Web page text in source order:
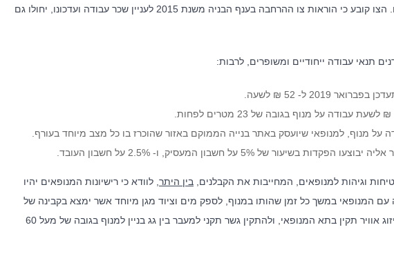
צריח בענף הבנייה ("מנופאים") ומעסיקיהם. הצו קובע כי הוראות צו ההרחבה בענף הבניה משנת 2015 לעניין שכר עבודה ועדכונו, יחולו גם
תנאי עבודה ייחודיים ומשופרים, לרבות:
של 5% על חשבון המעסיק, ו- 2.5% על חשבון העובד.
וגיהות למנופאים, המחייבות את הקבלנים, בין היתר , לוודא כי רישיונות המנופאים יהיו
המנופאי במשך כל זמן שהותו במנוף, לספק מים וציוד מגן מיוחד אשר ימצא בקבינה של
המנוף, והחל מינואר 2018 – אף לדאוג למיזוג אוויר תקין בתא המנופאי, ולהתקין גשר תקני למעבר בין גג בניין למנוף בגובה של מעל 60